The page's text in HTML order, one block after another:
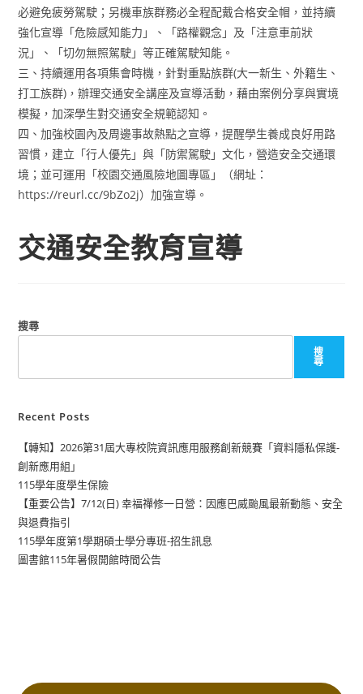
必避免疲勞駕駛；另機車族群務必全程配戴合格安全帽，並持續
強化宣導「危險感知能力」、「路權觀念」及「注意車前狀
況」、「切勿無照駕駛」等正確駕駛知能。
三、持續運用各項集會時機，針對重點族群(大一新生、外籍生、
打工族群)，辦理交通安全講座及宣導活動，藉由案例分享與實境
模擬，加深學生對交通安全規範認知。
四、加強校園內及周邊事故熱點之宣導，提醒學生養成良好用路
習慣，建立「行人優先」與「防禦駕駛」文化，營造安全交通環
境；並可運用「校園交通風險地圖專區」（網址：
https://reurl.cc/9bZo2j）加強宣導。
交通安全教育宣導
搜尋
搜
尋
Recent Posts
【轉知】2026第31屆大專校院資訊應用服務創新競賽「資料隱私保護-
創新應用組」
115學年度學生保險
【重要公告】7/12(日) 幸福禪修一日營：因應巴威颱風最新動態、安全
與退費指引
115學年度第1學期碩士學分專班-招生訊息
圖書館115年暑假開館時間公告